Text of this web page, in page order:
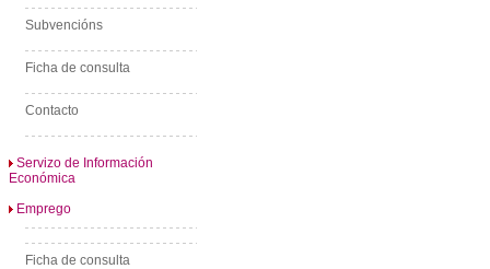
Subvencións
Ficha de consulta
Contacto
Servizo de Información
Económica
Emprego
Ficha de consulta